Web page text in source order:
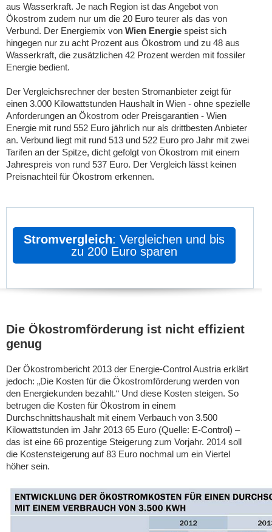
aus Wasserkraft. Je nach Region ist das Angebot von
Ökostrom zudem nur um die 20 Euro teurer als das von
Verbund. Der Energiemix von Wien Energie speist sich
hingegen nur zu acht Prozent aus Ökostrom und zu 48 aus
Wasserkraft, die zusätzlichen 42 Prozent werden mit fossiler
Energie bedient.
Der Vergleichsrechner der besten Stromanbieter zeigt für
einen 3.000 Kilowattstunden Haushalt in Wien - ohne spezielle
Anforderungen an Ökostrom oder Preisgarantien - Wien
Energie mit rund 552 Euro jährlich nur als drittbesten Anbieter
an. Verbund liegt mit rund 513 und 522 Euro pro Jahr mit zwei
Tarifen an der Spitze, dicht gefolgt von Ökostrom mit einem
Jahrespreis von rund 537 Euro. Der Vergleich lässt keinen
Preisnachteil für Ökostrom erkennen.
Stromvergleich: Vergleichen und bis
zu 200 Euro sparen
Die Ökostromförderung ist nicht effizient
genug
Der Ökostrombericht 2013 der Energie-Control Austria erklärt
jedoch: „Die Kosten für die Ökostromförderung werden von
den Energiekunden bezahlt.“ Und diese Kosten steigen. So
betrugen die Kosten für Ökostrom in einem
Durchschnittshaushalt mit einem Verbauch von 3.500
Kilowattstunden im Jahr 2013 65 Euro (Quelle: E-Control) –
das ist eine 66 prozentige Steigerung zum Vorjahr. 2014 soll
die Kostensteigerung auf 83 Euro nochmal um ein Viertel
höher sein.